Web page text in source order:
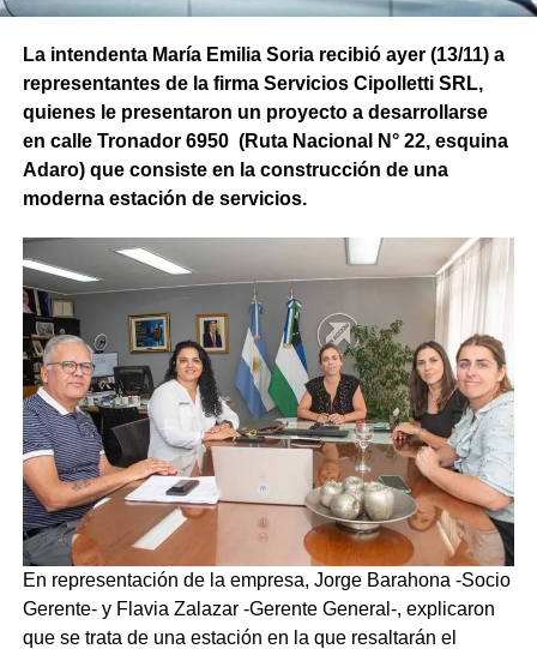
La intendenta María Emilia Soria recibió ayer (13/11) a
representantes de la firma Servicios Cipolletti SRL,
quienes le presentaron un proyecto a desarrollarse
en calle Tronador 6950 (Ruta Nacional N° 22, esquina
Adaro) que consiste en la construcción de una
moderna estación de servicios.
En representación de la empresa, Jorge Barahona -Socio
Gerente- y Flavia Zalazar -Gerente General-, explicaron
que se trata de una estación en la que resaltarán el